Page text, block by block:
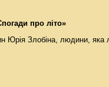
про літо»
Юрія Злобіна, людини,